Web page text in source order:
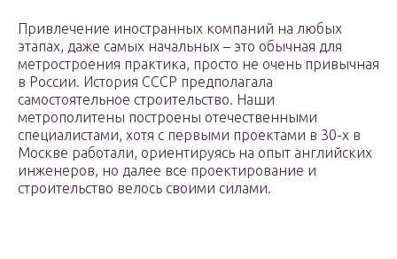
Привлечение иностранных компаний на любых
этапах, даже самых начальных – это обычная для
метростроения практика, просто не очень привычная
в России. История СССР предполагала
самостоятельное строительство. Наши
метрополитены построены отечественными
специалистами, хотя с первыми проектами в 30-х в
Москве работали, ориентируясь на опыт английских
инженеров, но далее все проектирование и
строительство велось своими силами.